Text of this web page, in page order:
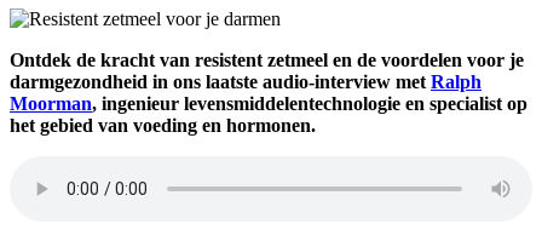
Ontdek de kracht van resistent zetmeel en de voordelen voor je
darmgezondheid in ons laatste audio-interview met Ralph
Moorman, ingenieur levensmiddelentechnologie en specialist op
het gebied van voeding en hormonen.